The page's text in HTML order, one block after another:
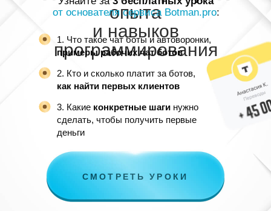
опыта
и навыков
программирования
1. Что такое чат боты и автоворонки,
примеры рабочих чат ботов
2. Кто и сколько платит за ботов,
как найти первых клиентов
3. Какие конкретные шаги нужно
сделать, чтобы получить первые
деньги
СМОТРЕТЬ УРОКИ
от основателя сервиса Botman.pro: